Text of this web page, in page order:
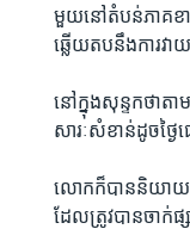
មួយ​នៅ​តំបន់​ភាគ​ខ
ឆ្លើយ​តប​នឹង​ការវា
នៅ​ក្នុង​សុន្ទកថា​តា
សារៈសំខាន់​ដូចថ្ងៃ​
លោកក៏​បាននិយាយ​
ដែល​ត្រូវ​បាន​ចាក់